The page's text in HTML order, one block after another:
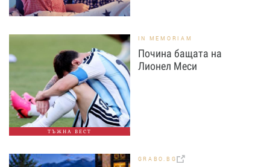
ТЪЖНА ВЕСТ
IN MEMORIAM
Почина бащата на
Лионел Меси
GRABO.BG